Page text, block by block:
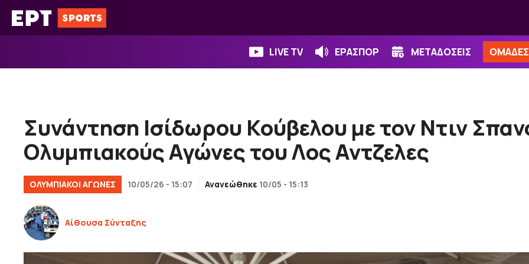
Μετάβαση
σε
LIVE TV ΕΡΑΣΠΟΡ ΜΕΤΑΔΟΣΕΙΣ ΟΜΑΔΕΣ
Συνάντηση Ισίδωρου Κούβελου με τον Ντιν
Ολυμπιακούς Αγώνες του Λος Αντζελες
ΟΛΥΜΠΙΑΚΟΊ ΑΓΏΝΕΣ 10/05/26 - 15:07 Ανανεώθηκε 10/05 - 15:13
Αίθουσα Σύνταξης